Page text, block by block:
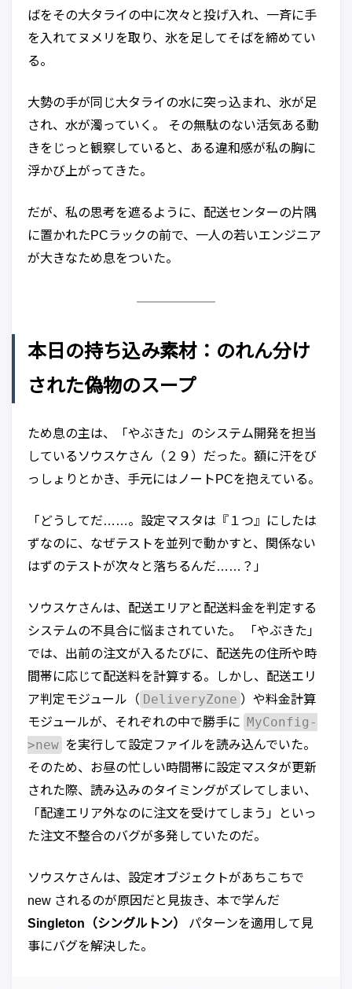
ばをその大タライの中に次々と投げ入れ、一斉に手
を入れてヌメリを取り、氷を足してそばを締めてい
る。
大勢の手が同じ大タライの水に突っ込まれ、氷が足
され、水が濁っていく。 その無駄のない活気ある動
きをじっと観察していると、ある違和感が私の胸に
浮かび上がってきた。
だが、私の思考を遮るように、配送センターの片隅
に置かれたPCラックの前で、一人の若いエンジニア
が大きなため息をついた。
本日の持ち込み素材：のれん分け
された偽物のスープ
ため息の主は、「やぶきた」のシステム開発を担当
しているソウスケさん（２９）だった。額に汗をび
っしょりとかき、手元にはノートPCを抱えている。
「どうしてだ……。設定マスタは『１つ』にしたは
ずなのに、なぜテストを並列で動かすと、関係ない
はずのテストが次々と落ちるんだ……？」
ソウスケさんは、配送エリアと配送料金を判定する
システムの不具合に悩まされていた。 「やぶきた」
では、出前の注文が入るたびに、配送先の住所や時
間帯に応じて配送料を計算する。しかし、配送エリ
ア判定モジュール（ DeliveryZone ）や料金計算
モジュールが、それぞれの中で勝手に MyConfig-
>new を実行して設定ファイルを読み込んでいた。
そのため、お昼の忙しい時間帯に設定マスタが更新
された際、読み込みのタイミングがズレてしまい、
「配達エリア外なのに注文を受けてしまう」といっ
た注文不整合のバグが多発していたのだ。
ソウスケさんは、設定オブジェクトがあちこちで
new されるのが原因だと見抜き、本で学んだ
Singleton（シングルトン）
パターンを適用して見
事にバグを解決した。